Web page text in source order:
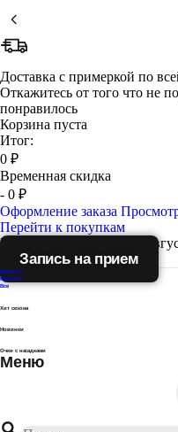
Доставка с примеркой по
Откажитесь от того что не
понравилось
Корзина пуста
Итог:
0 ₽
Временная скидка
- 0 ₽
Оформление заказа
Перейти к покупкам
Бесплатно доставим 11
Запись на прием
Женские
Мужские
Все
Хит сезона
Новинки
Очки с насадками
Меню